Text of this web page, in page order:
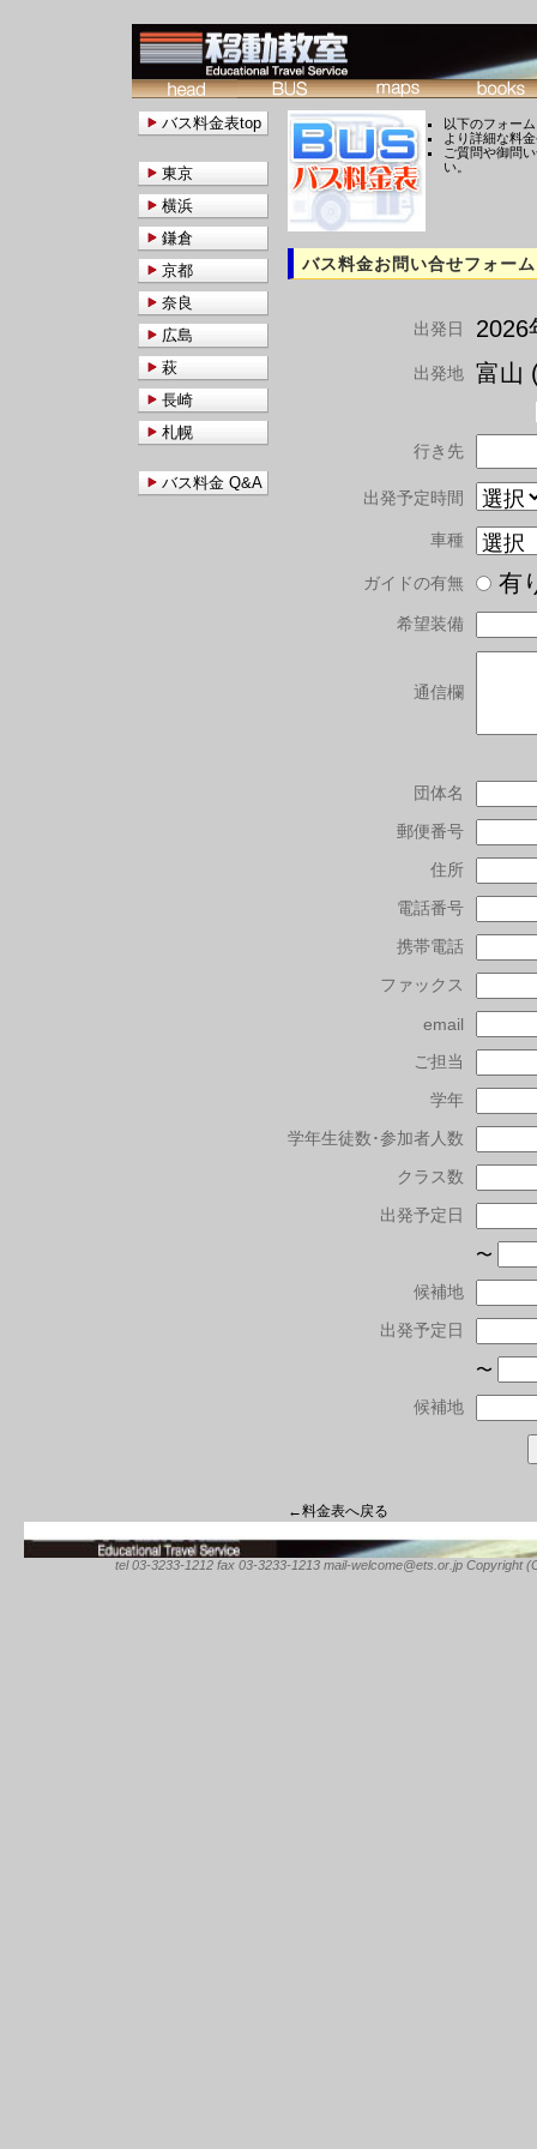
以下のフォー
より詳細な料
ご質問や御問
い。
バス料金お問い合せフォーム
出発日 2026
出発地 富山
行き先
出発予定時間
車種
ガイドの有無
希望装備
通信欄
団体名
郵便番号
住所
電話番号
携帯電話
ファックス
email
ご担当
学年
学年生徒数･参加者人数
クラス数
出発予定日
〜
候補地
出発予定日
〜
候補地
←料金表へ戻る
バス料金表top
東京
横浜
鎌倉
京都
奈良
広島
萩
長崎
札幌
バス料金 Q&A
tel 03-3233-1212 fax 03-3233-1213 mail-welcome@ets.or.jp Copyright